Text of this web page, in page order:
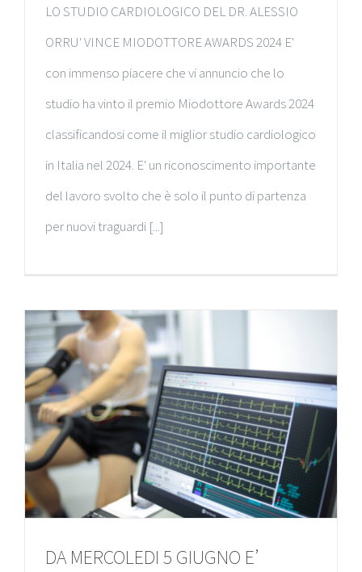
LO STUDIO CARDIOLOGICO DEL DR. ALESSIO
ORRU' VINCE MIODOTTORE AWARDS 2024 E'
con immenso piacere che vi annuncio che lo
studio ha vinto il premio Miodottore Awards 2024
classificandosi come il miglior studio cardiologico
in Italia nel 2024. E' un riconoscimento importante
del lavoro svolto che è solo il punto di partenza
per nuovi traguardi [...]
DA MERCOLEDI 5 GIUGNO E’